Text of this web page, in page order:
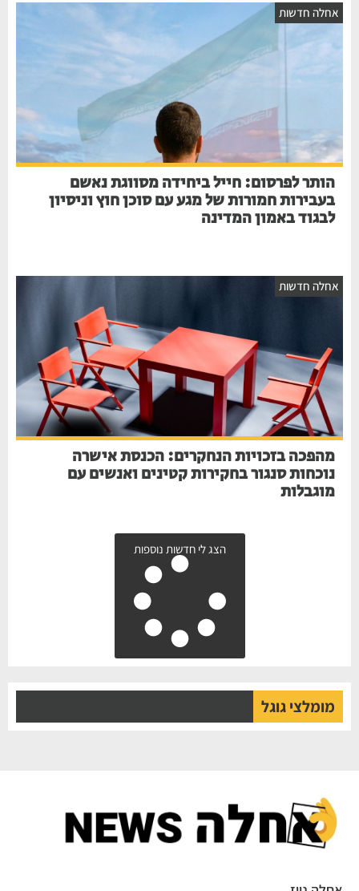
אחלה חדשות
הותר לפרסום: חייל ביחידה מסווגת נאשם
בעבירות חמורות של מגע עם סוכן חוץ וניסיון
לבגוד באמון המדינה
אחלה חדשות
מהפכה בזכויות הנחקרים: הכנסת אישרה
נוכחות סנגור בחקירות קטינים ואנשים עם
מוגבלות
הצג לי חדשות נוספות
מומלצי גוגל